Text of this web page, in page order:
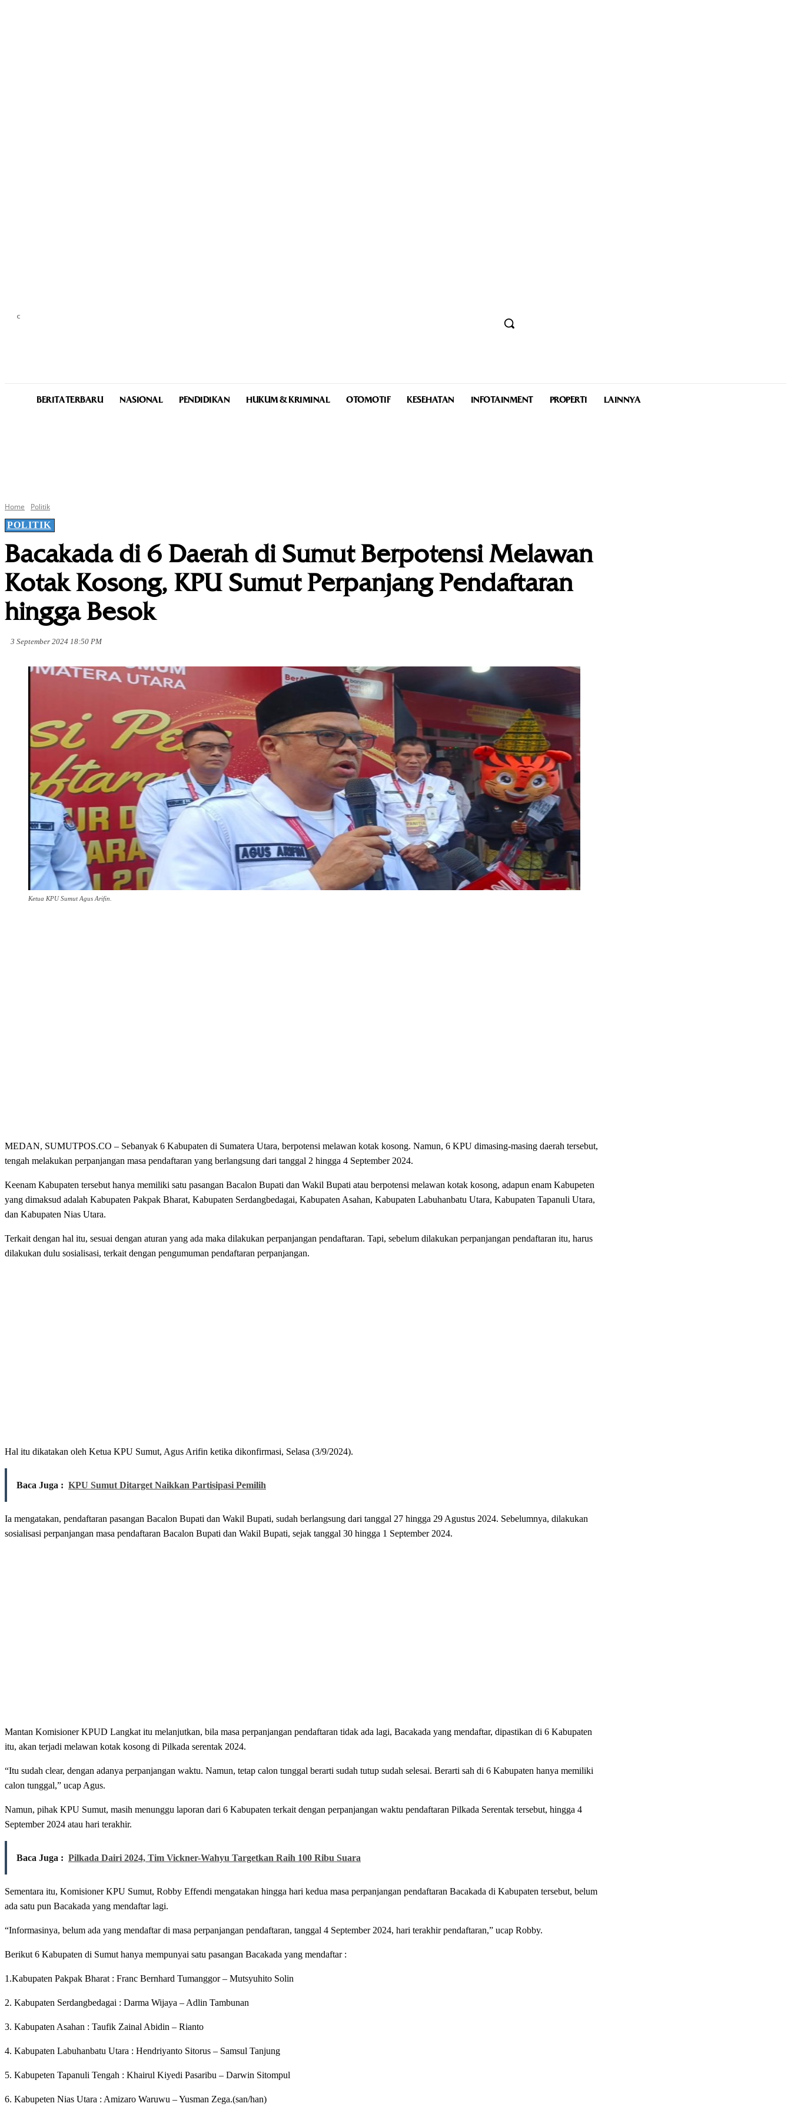
C
BERITA TERBARU NASIONAL PENDIDIKAN HUKUM & KRIMINAL OTOMOTIF KESEHATAN INFOTAINMENT PROPERTI LAINNYA
Home
Politik
POLITIK
Bacakada di 6 Daerah di Sumut Berpotensi Melawan
Kotak Kosong, KPU Sumut Perpanjang Pendaftaran
hingga Besok
3 September 2024 18:50 PM
Ketua KPU Sumut Agus Arifin.
MEDAN, SUMUTPOS.CO – Sebanyak 6 Kabupaten di Sumatera Utara, berpotensi melawan kotak kosong. Namun, 6 KPU dimasing-masing daerah tersebut,
tengah melakukan perpanjangan masa pendaftaran yang berlangsung dari tanggal 2 hingga 4 September 2024.
Keenam Kabupaten tersebut hanya memiliki satu pasangan Bacalon Bupati dan Wakil Bupati atau berpotensi melawan kotak kosong, adapun enam Kabupeten
yang dimaksud adalah Kabupaten Pakpak Bharat, Kabupaten Serdangbedagai, Kabupaten Asahan, Kabupaten Labuhanbatu Utara, Kabupaten Tapanuli Utara,
dan Kabupaten Nias Utara.
Terkait dengan hal itu, sesuai dengan aturan yang ada maka dilakukan perpanjangan pendaftaran. Tapi, sebelum dilakukan perpanjangan pendaftaran itu, harus
dilakukan dulu sosialisasi, terkait dengan pengumuman pendaftaran perpanjangan.
Hal itu dikatakan oleh Ketua KPU Sumut, Agus Arifin ketika dikonfirmasi, Selasa (3/9/2024).
Baca Juga : KPU Sumut Ditarget Naikkan Partisipasi Pemilih
Ia mengatakan, pendaftaran pasangan Bacalon Bupati dan Wakil Bupati, sudah berlangsung dari tanggal 27 hingga 29 Agustus 2024. Sebelumnya, dilakukan
sosialisasi perpanjangan masa pendaftaran Bacalon Bupati dan Wakil Bupati, sejak tanggal 30 hingga 1 September 2024.
Mantan Komisioner KPUD Langkat itu melanjutkan, bila masa perpanjangan pendaftaran tidak ada lagi, Bacakada yang mendaftar, dipastikan di 6 Kabupaten
itu, akan terjadi melawan kotak kosong di Pilkada serentak 2024.
“Itu sudah clear, dengan adanya perpanjangan waktu. Namun, tetap calon tunggal berarti sudah tutup sudah selesai. Berarti sah di 6 Kabupaten hanya memiliki
calon tunggal,” ucap Agus.
Namun, pihak KPU Sumut, masih menunggu laporan dari 6 Kabupaten terkait dengan perpanjangan waktu pendaftaran Pilkada Serentak tersebut, hingga 4
September 2024 atau hari terakhir.
Baca Juga : Pilkada Dairi 2024, Tim Vickner-Wahyu Targetkan Raih 100 Ribu Suara
Sementara itu, Komisioner KPU Sumut, Robby Effendi mengatakan hingga hari kedua masa perpanjangan pendaftaran Bacakada di Kabupaten tersebut, belum
ada satu pun Bacakada yang mendaftar lagi.
“Informasinya, belum ada yang mendaftar di masa perpanjangan pendaftaran, tanggal 4 September 2024, hari terakhir pendaftaran,” ucap Robby.
Berikut 6 Kabupaten di Sumut hanya mempunyai satu pasangan Bacakada yang mendaftar :
1.Kabupaten Pakpak Bharat : Franc Bernhard Tumanggor – Mutsyuhito Solin
2. Kabupaten Serdangbedagai : Darma Wijaya – Adlin Tambunan
3. Kabupaten Asahan : Taufik Zainal Abidin – Rianto
4. Kabupaten Labuhanbatu Utara : Hendriyanto Sitorus – Samsul Tanjung
5. Kabupeten Tapanuli Tengah : Khairul Kiyedi Pasaribu – Darwin Sitompul
6. Kabupeten Nias Utara : Amizaro Waruwu – Yusman Zega.(san/han)